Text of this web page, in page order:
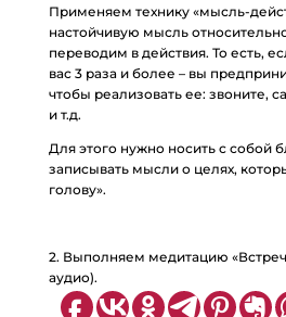
Применяем технику «мысль-
настойчивую мысль
переводим в действия. То есть,
вас 3 раза и более – вы
чтобы реализовать ее: звоните,
и т.д.
Для этого нужно носить с собой
записывать мысли о целях,
голову».
2. Выполняем медитацию
аудио).